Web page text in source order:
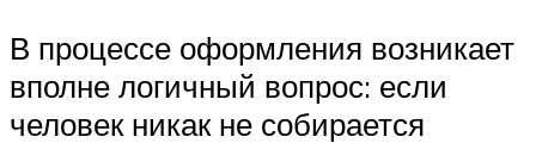
В процессе оформления возникает
вполне логичный вопрос: если
человек никак не собирается